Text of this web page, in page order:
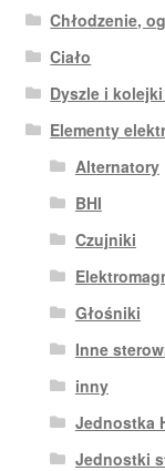
Chłodzenie,
Ciało
Dyszle i
Elementy
Alternatory
BHI
Czujniki
Głośniki
Inne
inny
Jednostka
Jednostki